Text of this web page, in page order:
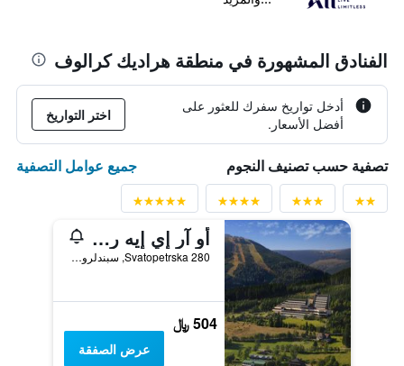
الفنادق المشهورة في منطقة هراديك كرالوف
أدخل تواريخ سفرك للعثور على
أفضل الأسعار.
اختر التواريخ
تصفية حسب تصنيف النجوم جميع عوامل التصفية
أو آر إي إيه ريزورت أورال شبيندلروف ملين
Svatopetrska 280, سبندلروف ملين, منطقة هراديك كرالوف, جمهورية التشيك
504 ﷼
عرض الصفقة